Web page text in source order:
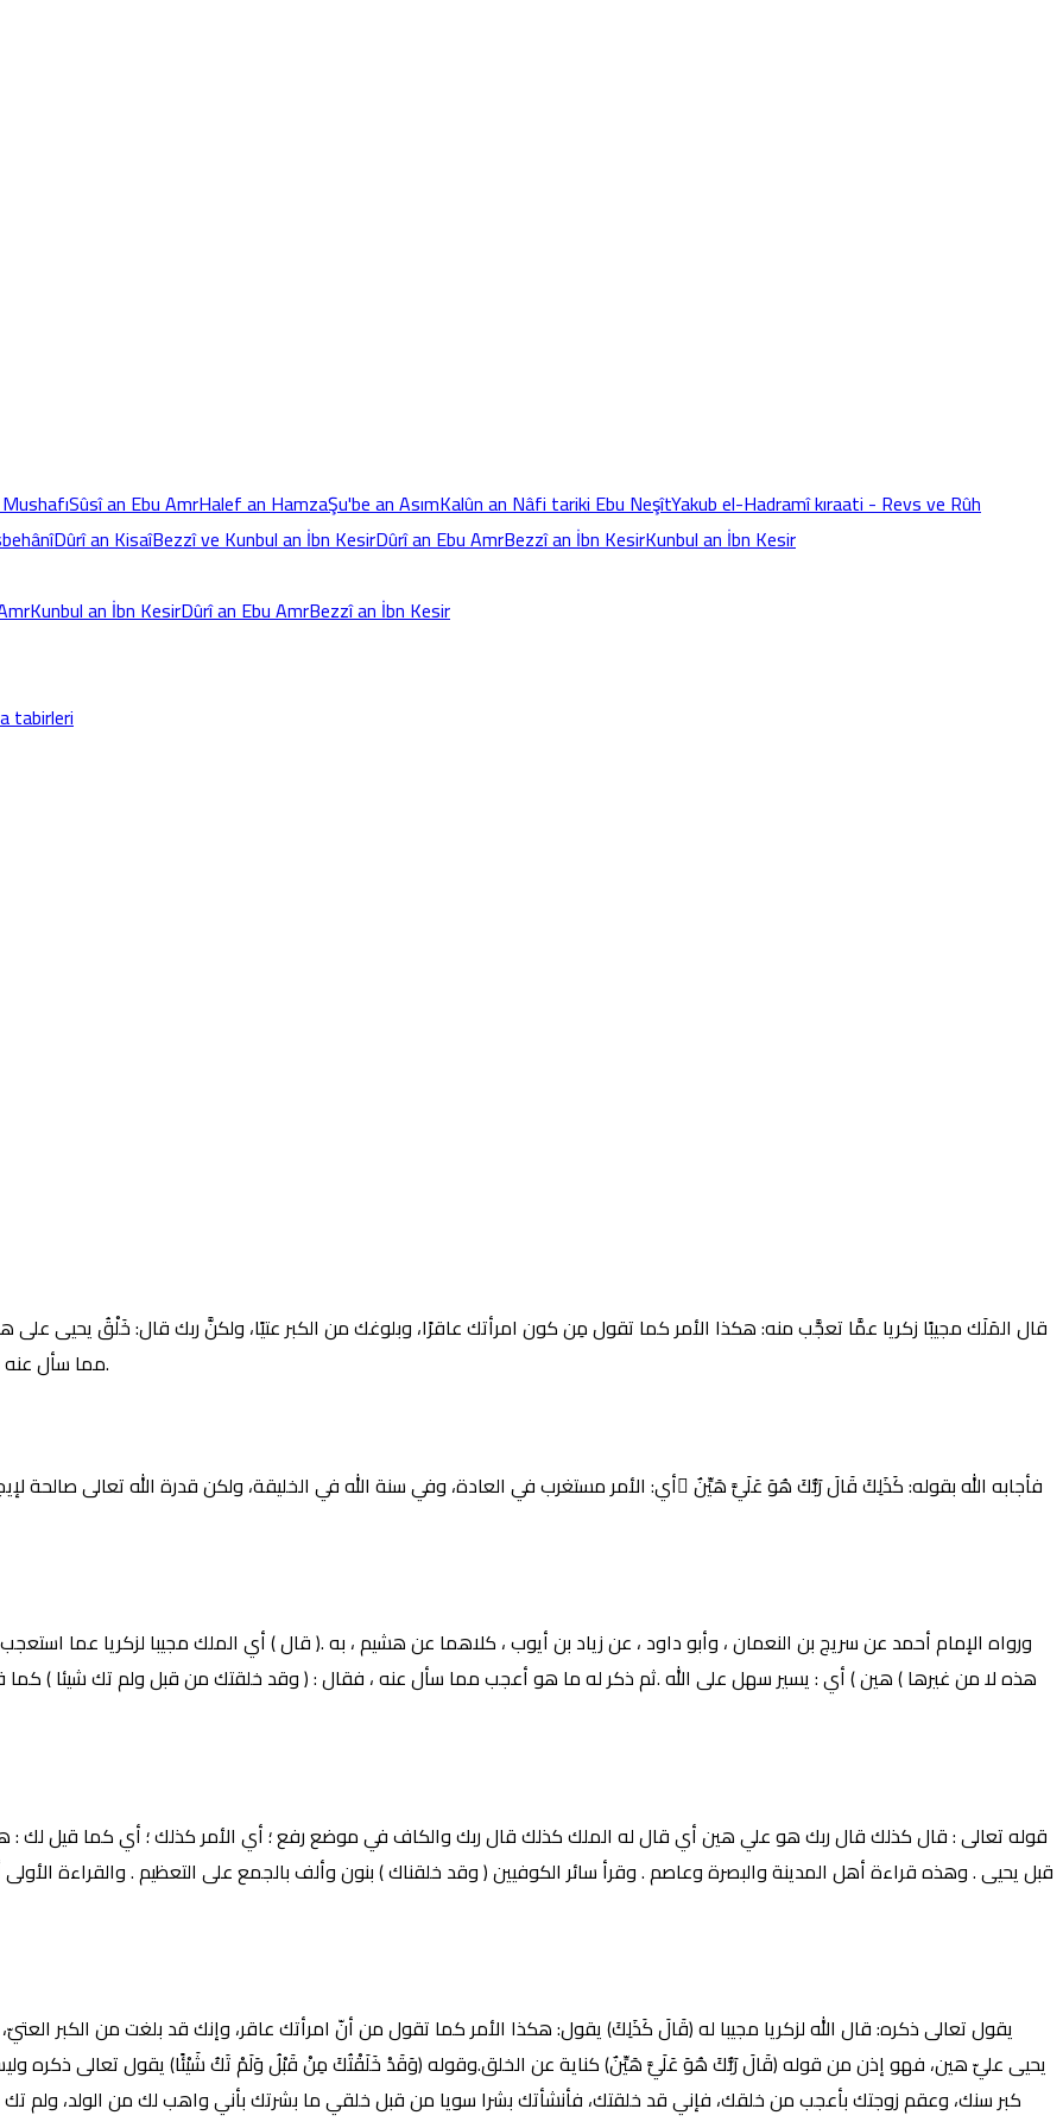
Sûsî an Ebu AmrHalef an HamzaŞu'be an AsımKalûn an Nâfi tariki Ebu NeşîtYakub el-Hadramî kıraati - Revs ve Rûh
Dûrî an KisaîBezzî ve Kunbul an İbn KesirDûrî an Ebu AmrBezzî an İbn KesirKunbul an İbn Kesir
Kunbul an İbn KesirDûrî an Ebu AmrBezzî an İbn Kesir
tabirleri
قال المَلَك مجيبًا زكريا عمَّا تعجَّب منه: هكذا الأمر كما تقول مِن كون امرأتك عاقرًا، وبلوغك من الكبر عتيًا، ولكنَّ ربك قال: خَلْقُ يحيى
مما سأل عنه فقال: وقد خلقتك أنت من قبل يحيى، ولم تكُ شيئًا مذكورًا ولا موجودًا.
فأجابه الله بقوله: كَذَلِكَ قَالَ رَبُّكَ هُوَ عَلَيَّ هَيِّنٌ ْأي: الأمر مستغرب في العادة، وفي سنة الله في الخليقة، ولكن قدرة الله تعالى صالحة
ورواه الإمام أحمد عن سريج بن النعمان ، وأبو داود ، عن زياد بن أيوب ، كلاهما عن هشيم ، به .( قال ) أي الملك مجيبا لزكريا عما
هذه لا من غيرها ) هين ) أي : يسير سهل على الله .ثم ذكر له ما هو أعجب مما سأل عنه ، فقال : ( وقد خلقتك من قبل ولم تك شيئا ) كما
قوله تعالى : قال كذلك قال ربك هو علي هين أي قال له الملك كذلك قال ربك والكاف في موضع رفع ؛ أي الأمر كذلك ؛ أي كما قيل
قبل يحيى . وهذه قراءة أهل المدينة والبصرة وعاصم . وقرأ سائر الكوفيين ( وقد خلقناك ) بنون وألف بالجمع على التعظيم . والقراءة
يقول تعالى ذكره: قال الله لزكريا مجيبا له (قَالَ كَذَلِكَ) يقول: هكذا الأمر كما تقول من أنّ امرأتك عاقر، وإنك قد بلغت من الكبر
يحيى عليّ هين، فهو إذن من قوله (قَالَ رَبُّكَ هُوَ عَلَيَّ هَيِّنٌ) كناية عن الخلق.وقوله (وَقَدْ خَلَقْتُكَ مِنْ قَبْلُ وَلَمْ تَكُ شَيْئًا) يقول تعالى ذكره
كبر سنك، وعقم زوجتك بأعجب من خلقك، فإني قد خلقتك، فأنشأتك بشرا سويا من قبل خلقي ما بشرتك بأني واهب لك من الولد، ولم تك